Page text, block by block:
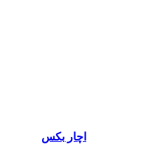
اچار بکس